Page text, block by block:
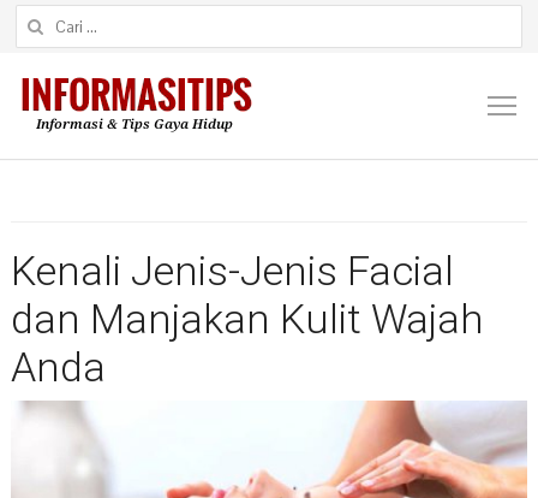
Cari untuk:
Kenali Jenis-Jenis Facial
dan Manjakan Kulit Wajah
Anda